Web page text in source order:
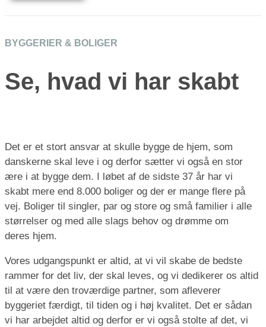
BYGGERIER & BOLIGER
Se, hvad vi har skabt
Det er et stort ansvar at skulle bygge de hjem, som
danskerne skal leve i og derfor sætter vi også en stor
ære i at bygge dem. I løbet af de sidste 37 år har vi
skabt mere end 8.000 boliger og der er mange flere på
vej. Boliger til singler, par og store og små familier i alle
størrelser og med alle slags behov og drømme om
deres hjem.
Vores udgangspunkt er altid, at vi vil skabe de bedste
rammer for det liv, der skal leves, og vi dedikerer os altid
til at være den troværdige partner, som afleverer
byggeriet færdigt, til tiden og i høj kvalitet. Det er sådan
vi har arbejdet altid og derfor er vi også stolte af det, vi